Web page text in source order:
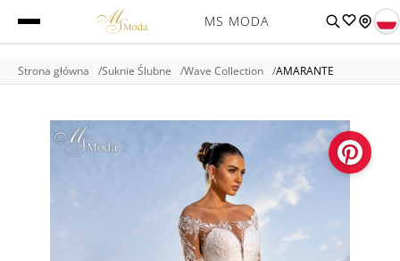
MS MODA
Strona główna Suknie Ślubne Wave Collection AMARANTE